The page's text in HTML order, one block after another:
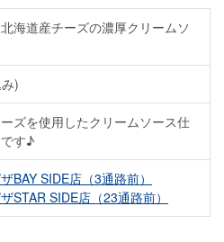
北海道産チーズの濃厚クリームソ
)
ズを使用したクリームソース仕
す♪
BAY SIDE店（3通路前）
STAR SIDE店（23通路前）